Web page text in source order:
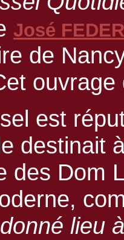
José FEDER
de
est
destinait
des Dom
lieu